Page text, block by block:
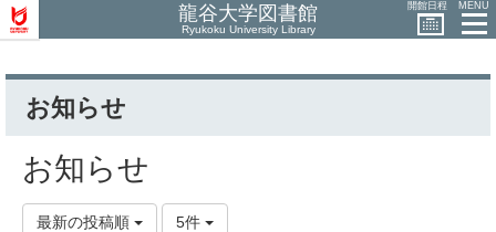
龍谷大学図書館
Ryukoku University Library
開館日程 MENU
お知らせ
お知らせ
最新の投稿順 5件